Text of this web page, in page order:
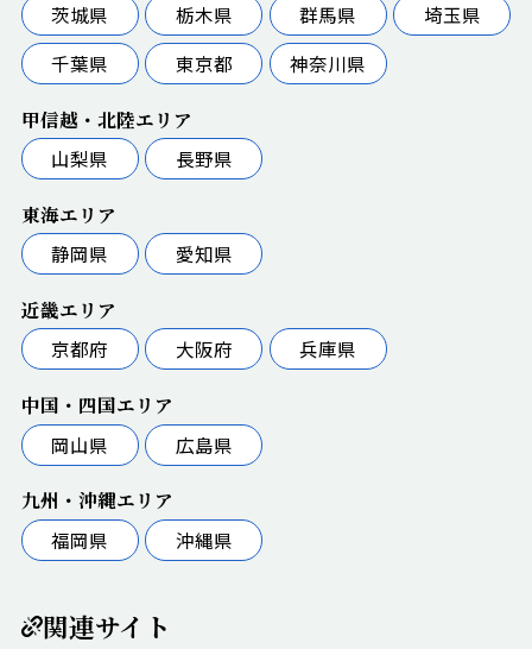
茨城県
栃木県 群馬県
埼玉県
千葉県
東京都 神奈川県
甲信越・北陸エリア
山梨県
長野県
東海エリア
静岡県
愛知県
近畿エリア
京都府
大阪府 兵庫県
中国・四国エリア
岡山県
広島県
九州・沖縄エリア
福岡県
沖縄県
関連サイト